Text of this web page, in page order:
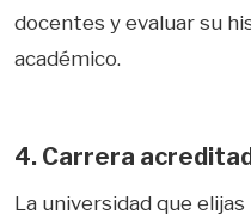
docentes y evaluar su
académico.
4. Carrera
La universidad que